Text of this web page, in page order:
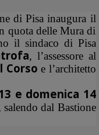
di Pisa inaugura il
quota delle Mura di
il sindaco di Pisa
, l’assessore al
Corso e l’architetto
e domenica 14
dal Bastione